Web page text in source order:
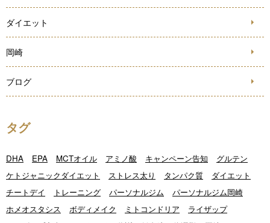
ダイエット
岡崎
ブログ
タグ
DHA EPA MCTオイル アミノ酸 キャンペーン告知
グルテン
ケトジャニックダイエット
ストレス太り タンパク質
ダイエット
チートデイ
トレーニング パーソナルジム
パーソナルジム岡崎
ホメオスタシス
ボディメイク ミトコンドリア
ライザップ